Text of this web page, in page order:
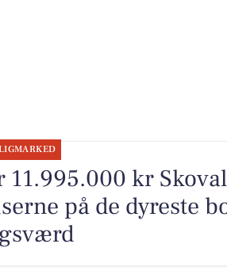
11.995.000 kr
på de dyreste